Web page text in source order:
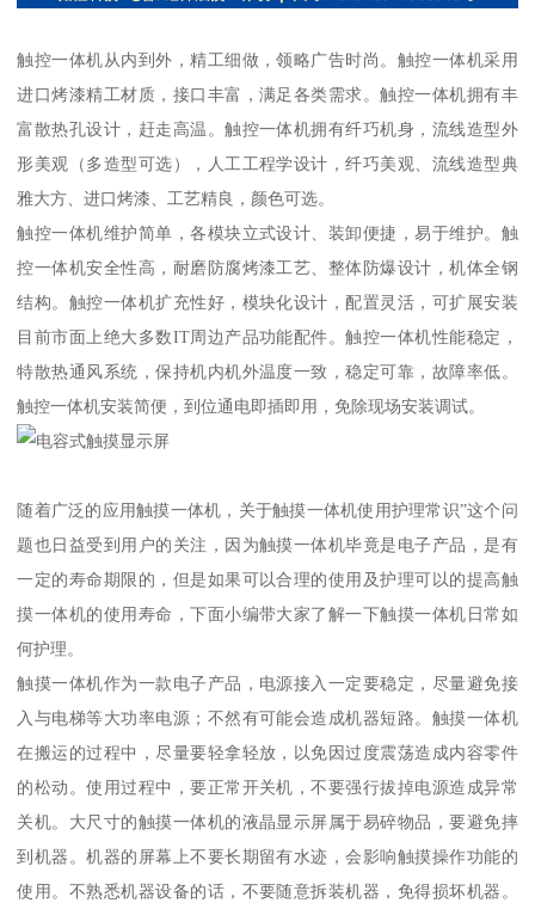
触控一体机从内到外，精工细做，领略广告时尚。触控一体机采用
进口烤漆精工材质，接口丰富，满足各类需求。触控一体机拥有丰
富散热孔设计，赶走高温。触控一体机拥有纤巧机身，流线造型外
形美观（多造型可选），人工工程学设计，纤巧美观、流线造型典
雅大方、进口烤漆、工艺精良，颜色可选。
触控一体机维护简单，各模块立式设计、装卸便捷，易于维护。触
控一体机安全性高，耐磨防腐烤漆工艺、整体防爆设计，机体全钢
结构。触控一体机扩充性好，模块化设计，配置灵活，可扩展安装
目前市面上绝大多数IT周边产品功能配件。触控一体机性能稳定，
特散热通风系统，保持机内机外温度一致，稳定可靠，故障率低。
触控一体机安装简便，到位通电即插即用，免除现场安装调试。
随着广泛的应用触摸一体机，关于触摸一体机使用护理常识”这个问
题也日益受到用户的关注，因为触摸一体机毕竟是电子产品，是有
一定的寿命期限的，但是如果可以合理的使用及护理可以的提高触
摸一体机的使用寿命，下面小编带大家了解一下触摸一体机日常如
何护理。
触摸一体机作为一款电子产品，电源接入一定要稳定，尽量避免接
入与电梯等大功率电源；不然有可能会造成机器短路。触摸一体机
在搬运的过程中，尽量要轻拿轻放，以免因过度震荡造成内容零件
的松动。使用过程中，要正常开关机，不要强行拔掉电源造成异常
关机。大尺寸的触摸一体机的液晶显示屏属于易碎物品，要避免摔
到机器。机器的屏幕上不要长期留有水迹，会影响触摸操作功能的
使用。不熟悉机器设备的话，不要随意拆装机器，免得损坏机器。